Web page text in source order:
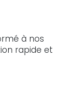
à nos
rapide et